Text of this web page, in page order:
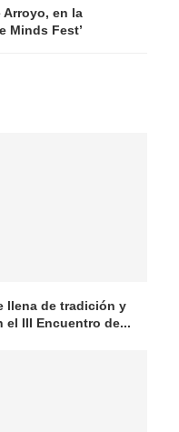
Arroyo, en la
Minds Fest’
llena de tradición y
el III Encuentro de...